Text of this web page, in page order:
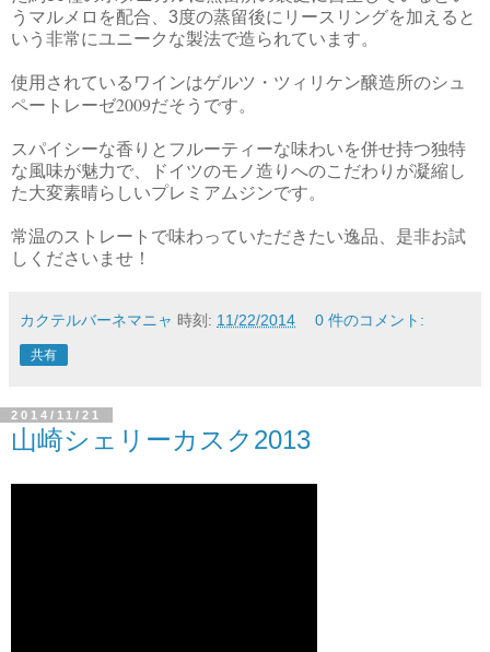
うマルメロを配合、3度の蒸留後にリースリングを加えると
いう非常にユニークな製法で造られています。
使用されているワインはゲルツ・ツィリケン醸造所のシュ
ペートレーゼ2009だそうです。
スパイシーな香りとフルーティーな味わいを併せ持つ独特
な風味が魅力で、ドイツのモノ造りへのこだわりが凝縮し
た大変素晴らしいプレミアムジンです。
常温のストレートで味わっていただきたい逸品、是非お試
しくださいませ！
カクテルバーネマニャ 時刻: 11/22/2014 0 件のコメント:
共有
2014/11/21
山崎シェリーカスク2013